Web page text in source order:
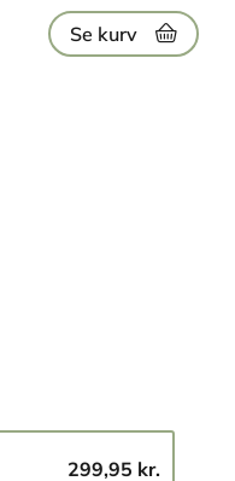
Se kurv
299,95 kr.